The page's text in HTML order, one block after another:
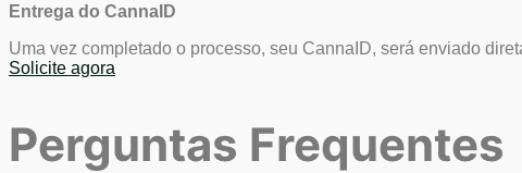
Entrega do CannaID
Uma vez completado o processo, seu CannaID, será enviado
Solicite agora
Perguntas Frequentes